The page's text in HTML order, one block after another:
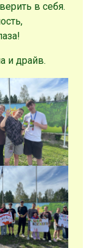
в себя.
и драйв.